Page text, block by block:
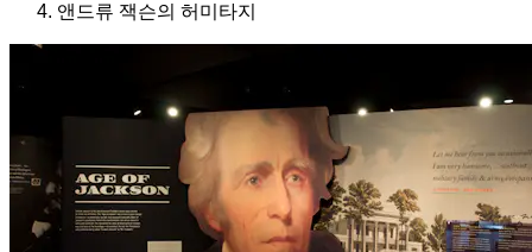
앤드류 잭슨의 허미타지